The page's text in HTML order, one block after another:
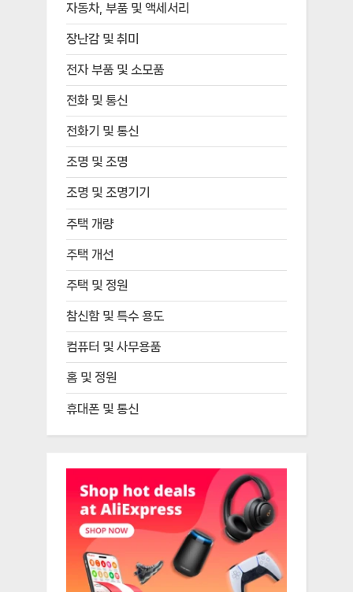
자동차, 부품 및 액세서리
장난감 및 취미
전자 부품 및 소모품
전화 및 통신
전화기 및 통신
조명 및 조명
조명 및 조명기기
주택 개량
주택 개선
주택 및 정원
참신함 및 특수 용도
컴퓨터 및 사무용품
홈 및 정원
휴대폰 및 통신